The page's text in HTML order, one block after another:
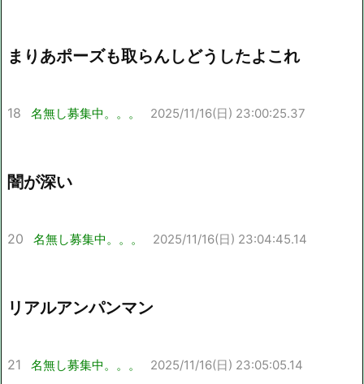
まりあポーズも取らんしどうしたよこれ
18 名無し募集中。。。 2025/11/16(日) 23:00:25.37
闇が深い
20 名無し募集中。。。 2025/11/16(日) 23:04:45.14
リアルアンパンマン
21 名無し募集中。。。 2025/11/16(日) 23:05:05.14